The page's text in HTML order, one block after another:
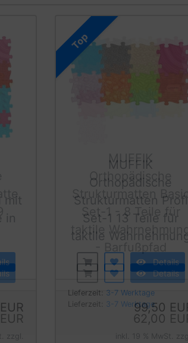
mit
in
Top
MUFFIK
Orthopädische
Strukturmatten Profi
Set-1 13 Teile für
taktile
Details
Lieferzeit: 3-7 Werktage
99,50